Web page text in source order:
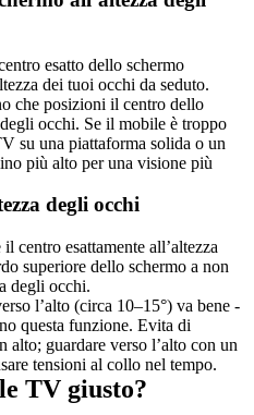
esatto dello schermo
dei tuoi occhi da seduto.
che posizioni il centro dello
occhi. Se il mobile è troppo
su una piattaforma solida o un
più alto per una visione più
degli occhi
centro esattamente all’altezza
superiore dello schermo a non
degli occhi.
l’alto (circa 10–15°) va bene -
questa funzione. Evita di
guardare verso l’alto con un
tensioni al collo nel tempo.
TV giusto?